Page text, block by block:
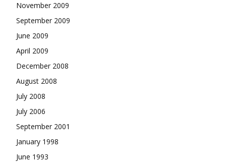
November 2009
September 2009
June 2009
April 2009
December 2008
August 2008
July 2008
July 2006
September 2001
January 1998
June 1993